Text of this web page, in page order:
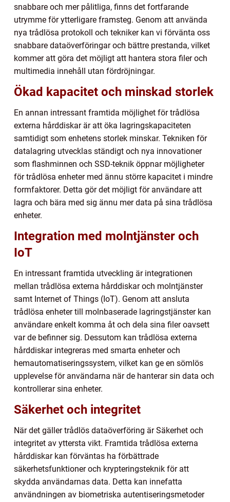
snabbare och mer pålitliga, finns det fortfarande
utrymme för ytterligare framsteg. Genom att använda
nya trådlösa protokoll och tekniker kan vi förvänta oss
snabbare dataöverföringar och bättre prestanda, vilket
kommer att göra det möjligt att hantera stora filer och
multimedia innehåll utan fördröjningar.
Ökad kapacitet och minskad storlek
En annan intressant framtida möjlighet för trådlösa
externa hårddiskar är att öka lagringskapaciteten
samtidigt som enhetens storlek minskar. Tekniken för
datalagring utvecklas ständigt och nya innovationer
som flashminnen och SSD-teknik öppnar möjligheter
för trådlösa enheter med ännu större kapacitet i mindre
formfaktorer. Detta gör det möjligt för användare att
lagra och bära med sig ännu mer data på sina trådlösa
enheter.
Integration med molntjänster och
IoT
En intressant framtida utveckling är integrationen
mellan trådlösa externa hårddiskar och molntjänster
samt Internet of Things (IoT). Genom att ansluta
trådlösa enheter till molnbaserade lagringstjänster kan
användare enkelt komma åt och dela sina filer oavsett
var de befinner sig. Dessutom kan trådlösa externa
hårddiskar integreras med smarta enheter och
hemautomatiseringssystem, vilket kan ge en sömlös
upplevelse för användarna när de hanterar sin data och
kontrollerar sina enheter.
Säkerhet och integritet
När det gäller trådlös dataöverföring är Säkerhet och
integritet av yttersta vikt. Framtida trådlösa externa
hårddiskar kan förväntas ha förbättrade
säkerhetsfunktioner och krypteringsteknik för att
skydda användarnas data. Detta kan innefatta
användningen av biometriska autentiseringsmetoder